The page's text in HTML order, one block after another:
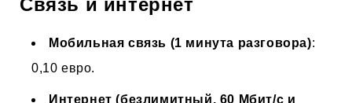
Мобильная связь (1 минута разговора):
0,10 евро.
Интернет (безлимитный, 60 Мбит/с и